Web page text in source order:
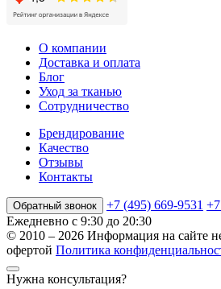
О компании
Доставка и оплата
Блог
Уход за тканью
Сотрудничество
Брендирование
Качеcтво
Отзывы
Контакты
Обратный звонок +7 (495) 669-9531
Ежедневно с 9:30 до 20:30
© 2010 – 2026 Информация на сайте
офертой Политика
Нужна консультация?